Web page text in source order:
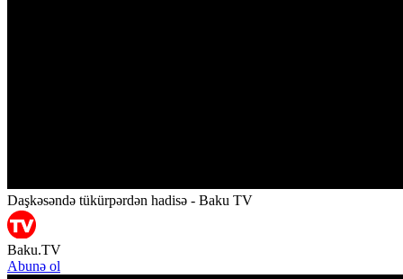
Daşkəsəndə tükürpərdən hadisə - Baku TV
Baku.TV
Abunə ol